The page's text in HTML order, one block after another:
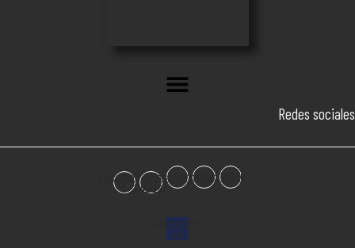
Redes sociales
Facebook-X-
twitter
InstagramYoutubeTiktok
Chevron-
up